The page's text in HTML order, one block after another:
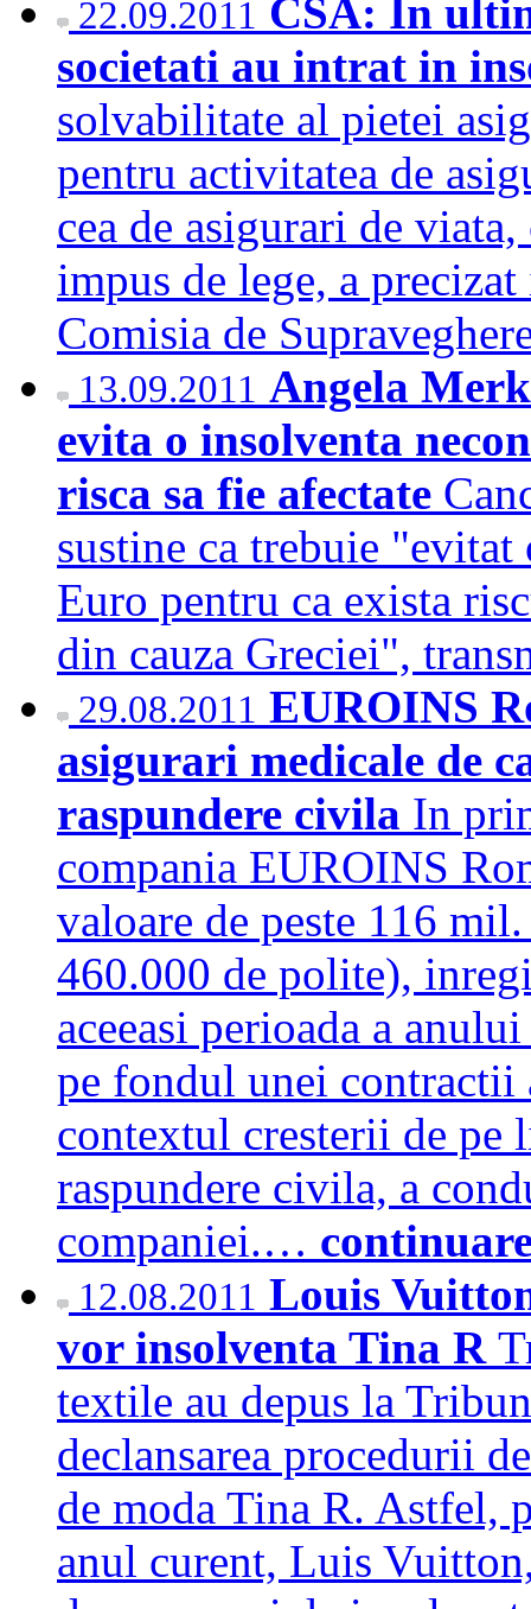
22.09.2011 CSA: In
societati au intrat in
solvabilitate al pietei
pentru activitatea de
cea de asigurari de
impus de lege, a
Comisia de
13.09.2011 Angela
evita o insolventa
risca sa fie afectate
sustine ca trebuie
Euro pentru ca exista
din cauza Greciei",
29.08.2011 EUROINS
asigurari medicale de
raspundere civila In
compania EUROINS
valoare de peste 116
460.000 de polite),
aceeasi perioada a
pe fondul unei contractii
contextul cresterii de
raspundere civila, a
companiei.…
12.08.2011 Louis
vor insolventa Tina R
textile au depus la
declansarea procedurii
de moda Tina R. Astfel,
anul curent, Luis